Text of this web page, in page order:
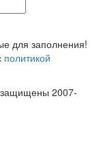
для заполнения!
политикой
2007-